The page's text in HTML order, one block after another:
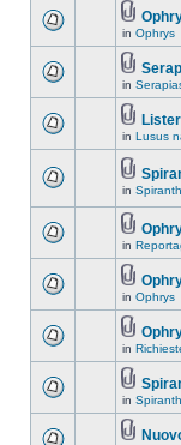
in Ophrys
in
in Lusus
in
in
in Ophrys
in
in